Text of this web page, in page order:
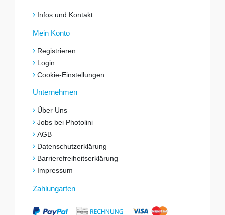
Infos und Kontakt
Mein Konto
Registrieren
Login
Cookie-Einstellungen
Unternehmen
Über Uns
Jobs bei Photolini
AGB
Datenschutzerklärung
Barrierefreiheitserklärung
Impressum
Zahlungarten